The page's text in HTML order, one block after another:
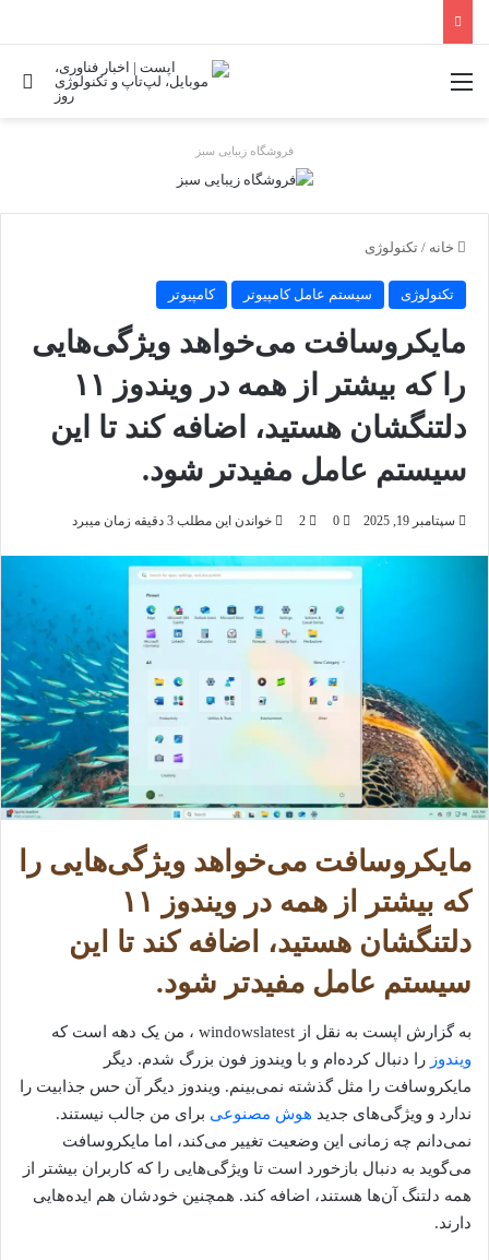
منو
فروشگاه زیبایی سبز
خانه / تکنولوژی
تکنولوژی سیستم عامل کامپیوتر کامپیوتر
مایکروسافت می‌خواهد ویژگی‌هایی
را که بیشتر از همه در ویندوز ۱۱
دلتنگشان هستید، اضافه کند تا این
سیستم عامل مفیدتر شود.
سپتامبر 19, 2025 0
2 خواندن این مطلب 3 دقیقه زمان میبرد
مایکروسافت می‌خواهد ویژگی‌هایی را
که بیشتر از همه در ویندوز ۱۱
دلتنگشان هستید، اضافه کند تا این
سیستم عامل مفیدتر شود.
به گزارش اپست به نقل از windowslatest ، من یک دهه است که
ویندوز را دنبال کرده‌ام و با ویندوز فون بزرگ شدم. دیگر
مایکروسافت را مثل گذشته نمی‌بینم. ویندوز دیگر آن حس جذابیت را
ندارد و ویژگی‌های جدید هوش مصنوعی برای من جالب نیستند.
نمی‌دانم چه زمانی این وضعیت تغییر می‌کند، اما مایکروسافت
می‌گوید به دنبال بازخورد است تا ویژگی‌هایی را که کاربران بیشتر از
همه دلتنگ آن‌ها هستند، اضافه کند. همچنین خودشان هم ایده‌هایی
دارند.